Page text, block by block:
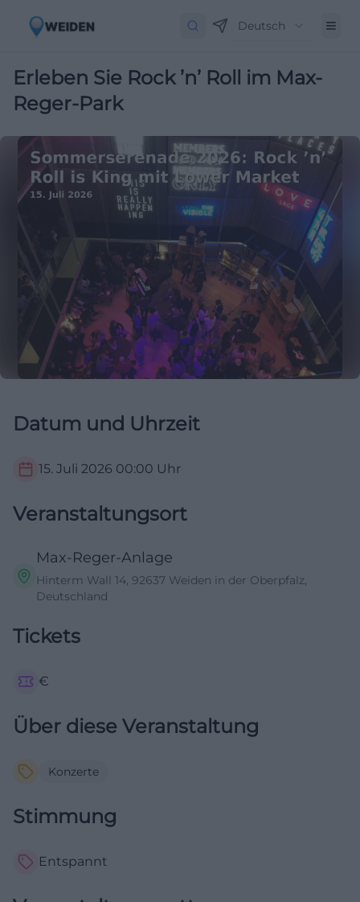
Deutsch
Erleben Sie Rock ’n’ Roll im Max-
Reger-Park
Datum und Uhrzeit
15. Juli 2026 00:00 Uhr
Veranstaltungsort
Max-Reger-Anlage
Hinterm Wall 14, 92637 Weiden in der Oberpfalz,
Deutschland
Tickets
€
Über diese Veranstaltung
Konzerte
Stimmung
Entspannt